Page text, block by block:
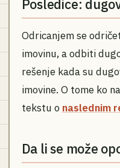
Posledice:
Odricanjem se
imovinu, a odbiti
rešenje kada su
imovine. O tome ko
tekstu o naslednim
Da li se može